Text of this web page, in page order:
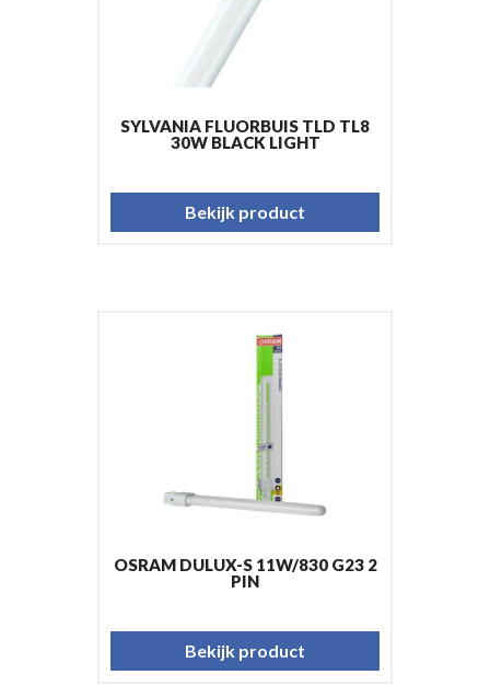
SYLVANIA FLUORBUIS TLD TL8
30W BLACK LIGHT
Bekijk product
OSRAM DULUX-S 11W/830 G23 2
PIN
Bekijk product